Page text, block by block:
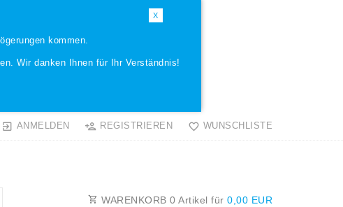
X
kommen.
Wir danken Ihnen für Ihr Verständnis!
ANMELDEN REGISTRIEREN WUNSCHLISTE
WARENKORB 0 Artikel für 0,00 EUR